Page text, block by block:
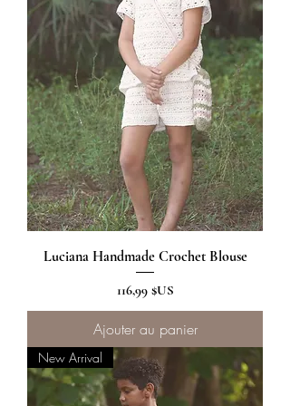
Luciana Handmade Crochet Blouse
Prix
116,99 $US
Ajouter au panier
New Arrival